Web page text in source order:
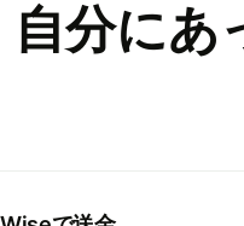
自分にあ